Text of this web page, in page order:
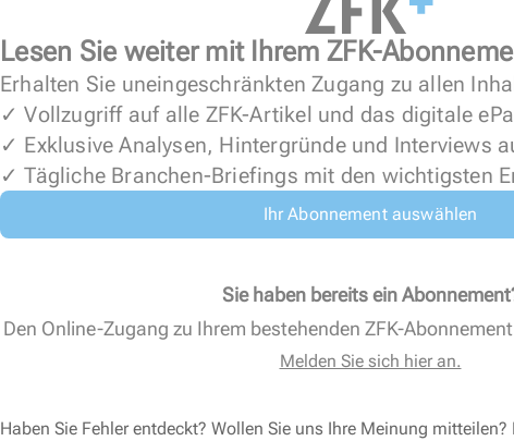
Lesen Sie weiter mit Ihrem ZFK-
Erhalten Sie uneingeschränkten Zugang zu allen
✓ Vollzugriff auf alle ZFK-Artikel und das digitale
✓ Exklusive Analysen, Hintergründe und Interviews
✓ Tägliche Branchen-Briefings mit den wichtigsten
Ihr Abonnement auswählen
Sie haben bereits ein
Den Online-Zugang zu Ihrem bestehenden ZFK-
Melden Sie sich hier an.
Haben Sie Fehler entdeckt? Wollen Sie uns Ihre Meinung